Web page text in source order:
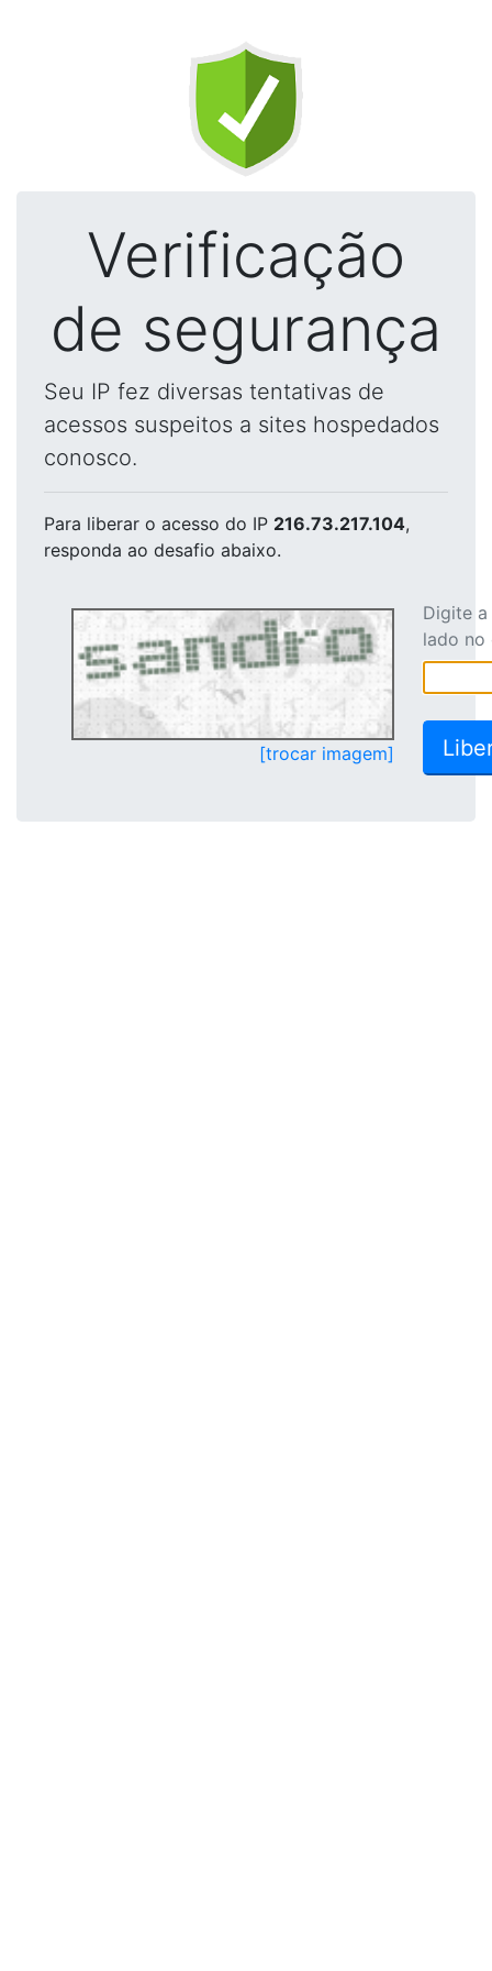
Verificação
de segurança
Seu IP fez diversas tentativas de
acessos suspeitos a sites hospedados
conosco.
Para liberar o acesso do IP 216.73.217.104,
responda ao desafio abaixo.
[trocar imagem]
Digite
lado no